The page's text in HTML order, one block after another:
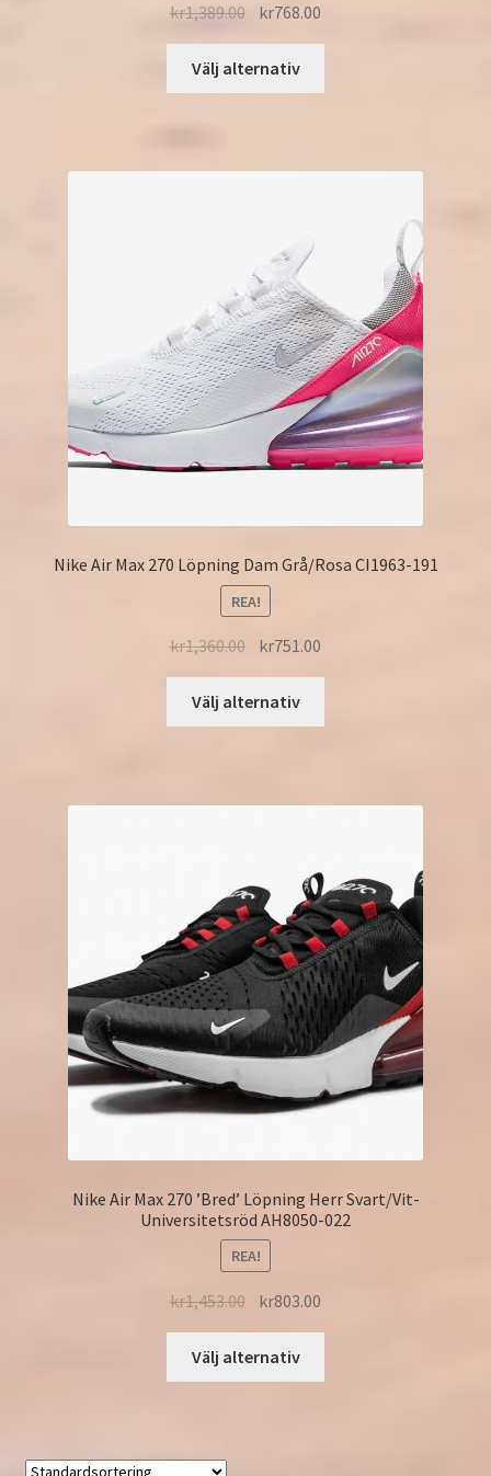
kr1,389.00 kr768.00
Välj alternativ
Nike Air Max 270 Löpning Dam Grå/Rosa CI1963-191
REA!
kr1,360.00 kr751.00
Välj alternativ
Nike Air Max 270 ’Bred’ Löpning Herr Svart/Vit-
Universitetsröd AH8050-022
REA!
kr1,453.00 kr803.00
Välj alternativ